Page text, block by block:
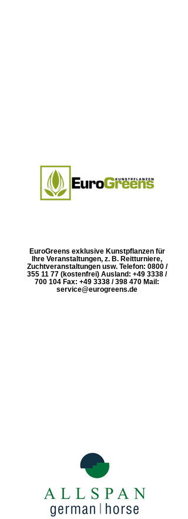
EuroGreens exklusive Kunstpflanzen für
Ihre Veranstaltungen, z. B. Reitturniere,
Zuchtveranstaltungen usw. Telefon: 0800 /
355 11 77 (kostenfrei) Ausland: +49 3338 /
700 104 Fax: +49 3338 / 398 470 Mail:
service@eurogreens.de